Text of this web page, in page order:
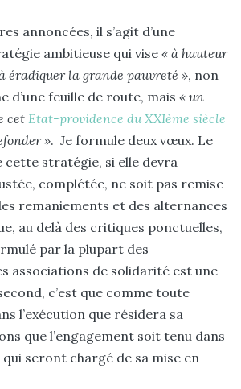
annoncées, il s’agit d’une
ambitieuse qui vise « à hauteur
éradiquer la grande pauvreté », non
d’une feuille de route, mais « un
cet Etat-providence du XXIème siècle
». Je formule deux vœux. Le
cette stratégie, si elle devra
complétée, ne soit pas remise
remaniements et des alternances
au delà des critiques ponctuelles,
par la plupart des
associations de solidarité est une
c’est que comme toute
l’exécution que résidera sa
que l’engagement soit tenu dans
seront chargé de sa mise en